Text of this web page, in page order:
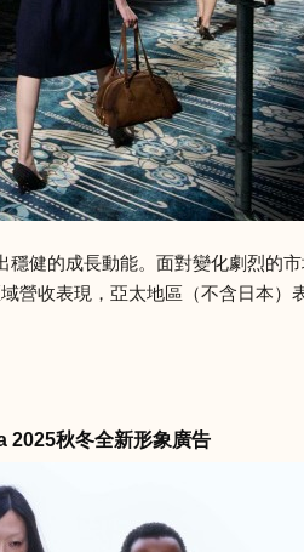
健的成長動能。面對變化劇烈的
營收表現，亞太地區（不含日本
2025秋冬全新形象廣告